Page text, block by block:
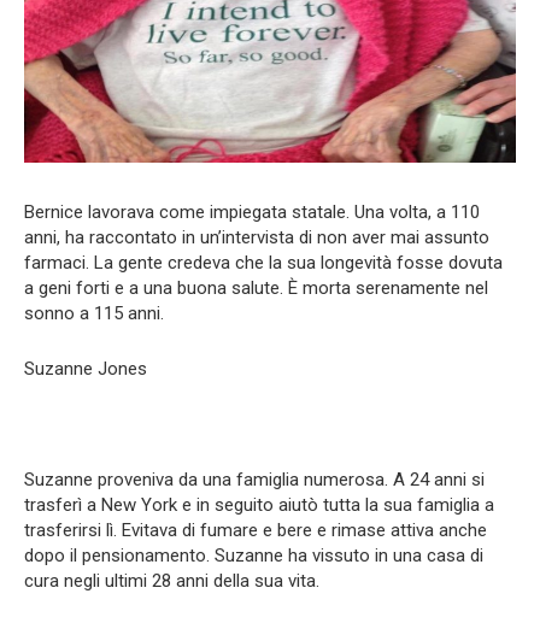
Bernice lavorava come impiegata statale. Una volta, a 110
anni, ha raccontato in un’intervista di non aver mai assunto
farmaci. La gente credeva che la sua longevità fosse dovuta
a geni forti e a una buona salute. È morta serenamente nel
sonno a 115 anni.
Suzanne Jones
Suzanne proveniva da una famiglia numerosa. A 24 anni si
trasferì a New York e in seguito aiutò tutta la sua famiglia a
trasferirsi lì. Evitava di fumare e bere e rimase attiva anche
dopo il pensionamento. Suzanne ha vissuto in una casa di
cura negli ultimi 28 anni della sua vita.